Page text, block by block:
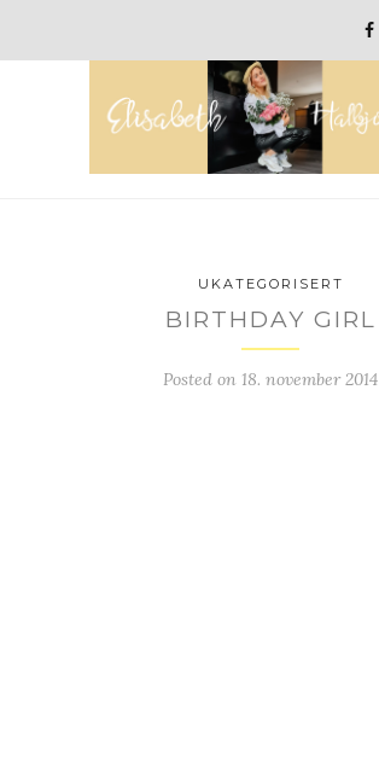
UKATEGORISERT
BIRTHDAY GIRL
Posted on 18. november 2014